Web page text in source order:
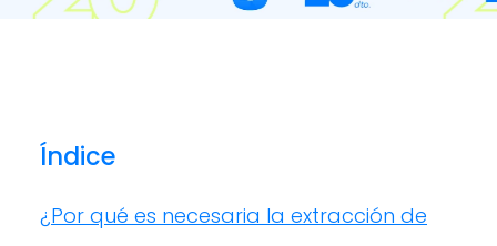
Índice
¿Por qué es necesaria la extracción de